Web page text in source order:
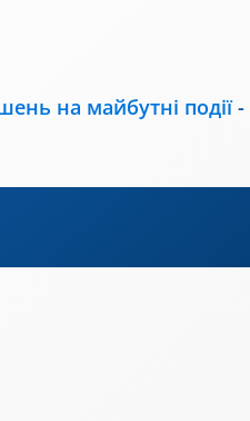
на майбутні події-